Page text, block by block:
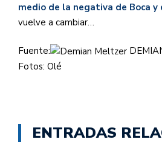
medio de la negativa de Boca y
vuelve a cambiar…
Fuente:
Fotos: Olé
ENTRADAS